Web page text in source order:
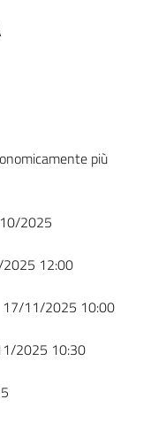
più
2025
12:00
17/11/2025 10:00
2025 10:30